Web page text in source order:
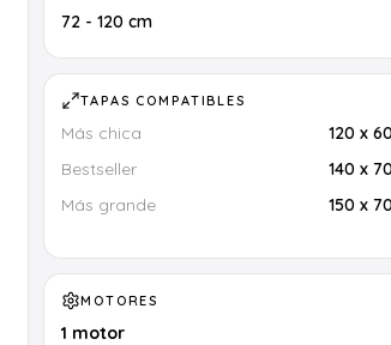
72 - 120 cm
TAPAS COMPATIBLES
Más chica
120 x
Bestseller
140 x
Más grande
150 x
MOTORES
1 motor